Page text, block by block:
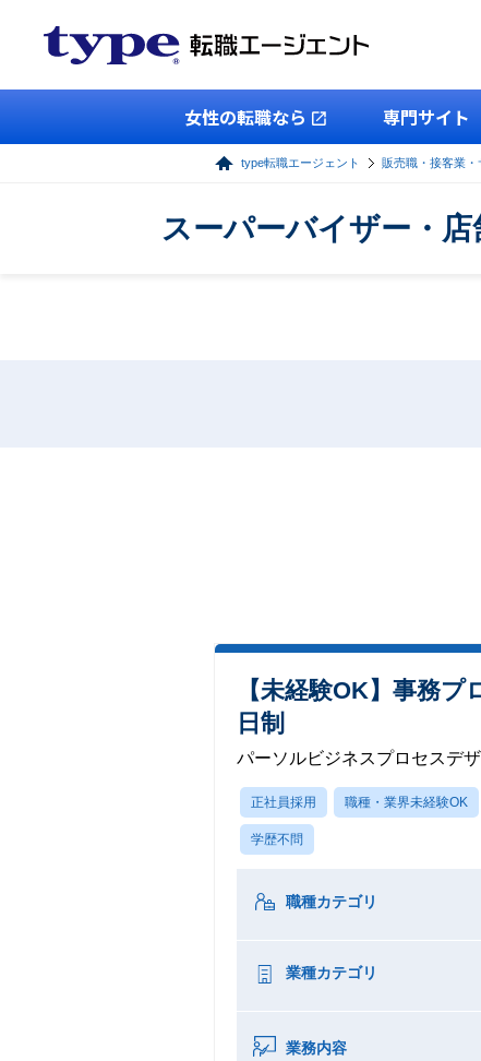
女性の転職なら 専門サイト
type転職エージェント 販売職・接客業・
スーパーバイザー・
【未経験OK】事務
日制
パーソルビジネスプロセスデ
正社員採用 職種・業界未経験OK
学歴不問
職種カテゴリ
業種カテゴリ
業務内容